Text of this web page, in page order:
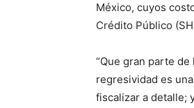
México, cuyos
Crédito Público
“Que gran parte
regresividad es
fiscalizar a detalle;